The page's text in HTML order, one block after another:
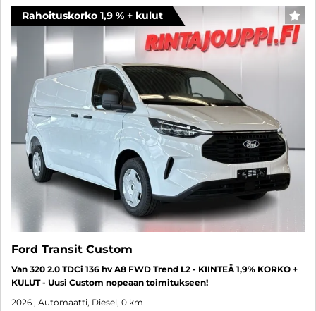
Rahoituskorko 1,9 % + kulut
Ford Transit Custom
Van 320 2.0 TDCi 136 hv A8 FWD Trend L2 - KIINTEÄ 1,9% KORKO +
KULUT - Uusi Custom nopeaan toimitukseen!
2026 , Automaatti, Diesel, 0 km